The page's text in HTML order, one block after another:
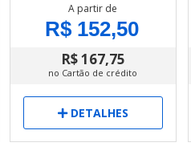
A partir de
R$ 152,50
R$ 167,75
no Cartão de crédito
DETALHES